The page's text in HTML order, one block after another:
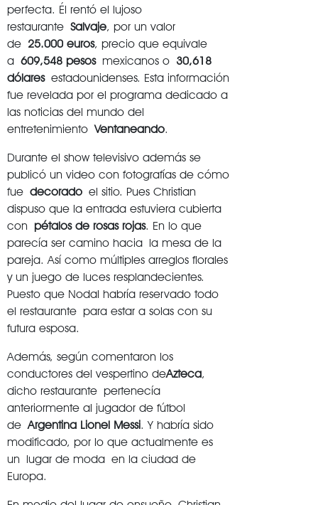
perfecta. Él rentó el lujoso
restaurante Salvaje, por un valor
de 25.000 euros, precio que equivale
a 609,548 pesosmexicanos o 30,618
dólaresestadounidenses. Esta información
fue revelada por el programa dedicado a
las noticias del mundo del
entretenimientoVentaneando.
Durante el show televisivo además se
publicó un video con fotografías de cómo
fue decorado el sitio. Pues Christian
dispuso que la entrada estuviera cubierta
con pétalos de rosas rojas. En lo que
parecía ser camino hacia la mesa de la
pareja. Así como múltiples arreglos florales
y un juego de luces resplandecientes.
Puesto que Nodal habría reservado todo
el restaurante para estar a solas con su
futura esposa.
Además, según comentaron los
conductores del vespertino deAzteca,
dicho restaurante pertenecía
anteriormente al jugador de fútbol
de Argentina Lionel Messi. Y habría sido
modificado, por lo que actualmente es
un lugar de moda en la ciudad de
Europa.